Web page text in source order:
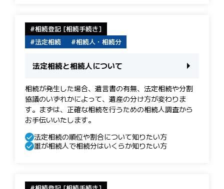
相続登記 [相続手続き]
法定相続
相続人・相続分
法定相続と相続人について
相続が発生した場合、遺言書の有無、法定相続や分割
協議のいずれかによって、遺産の分け方が変わりま
す。まずは、正確な相続を行うための相続人調査から
お手伝いいたします。
法定相続の順位や割合について知りたい方
誰が相続人で相続分はいくらか知りたい方